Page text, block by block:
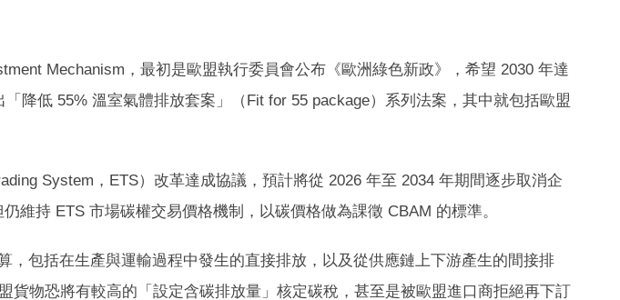
Mechanism，最初是歐盟執行委員會公布《歐洲綠色新政》，希望 2030 年達
降低 55% 溫室氣體排放套案」（Fit for 55 package）系列法案，其中就包括歐盟
System，ETS）改革達成協議，預計將從 2026 年至 2034 年期間逐步取消企
維持 ETS 市場碳權交易價格機制，以碳價格做為課徵 CBAM 的標準。
，包括在生產與運輸過程中發生的直接排放，以及從供應鏈上下游產生的間接排
貨物恐將有較高的「設定含碳排放量」核定碳稅，甚至是被歐盟進口商拒絕再下訂